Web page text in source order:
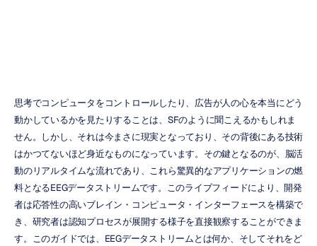
思考でコンピュータをコントロールしたり、広告が人の心を本当にどう
動かしているかを見たりすることは、SFのように聞こえるかもしれま
せん。しかし、それは今まさに現実となっており、その背後にある技術
はかつてないほど身近なものになっています。その鍵となるのが、脳活
動のリアルタイムな流れであり、これら驚異的なアプリケーションの燃
料となるEEGデータストリームです。このライブフィードにより、開発
者は応答性の高いブレイン・コンピュータ・インターフェースを構築で
き、研究者は認知プロセスが展開する様子を直接観察することができま
す。このガイドでは、EEGデータストリームとは何か、そしてそれをど